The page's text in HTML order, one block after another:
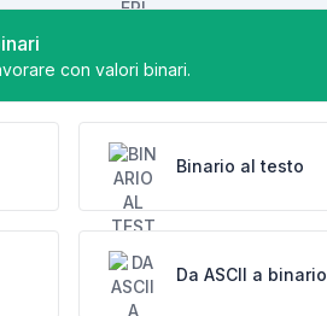
con valori binari.
Binario al testo
Da ASCII a binario